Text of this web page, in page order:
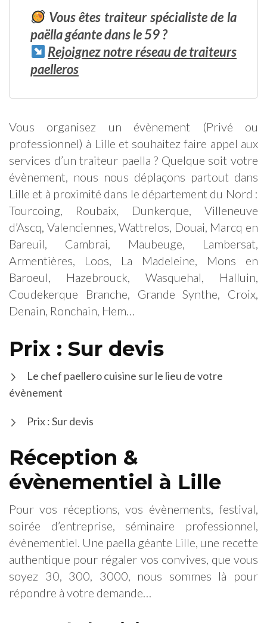
Vous êtes traiteur spécialiste de la
paëlla géante dans le 59 ?
Rejoignez notre réseau de traiteurs
paelleros
Vous organisez un évènement (Privé ou
professionnel) à Lille et souhaitez faire appel aux
services d’un traiteur paella ? Quelque soit votre
évènement, nous nous déplaçons partout dans
Lille et à proximité dans le département du Nord :
Tourcoing, Roubaix, Dunkerque, Villeneuve
d’Ascq, Valenciennes, Wattrelos, Douai, Marcq en
Bareuil, Cambrai, Maubeuge, Lambersat,
Armentières, Loos, La Madeleine, Mons en
Baroeul, Hazebrouck, Wasquehal, Halluin,
Coudekerque Branche, Grande Synthe, Croix,
Denain, Ronchain, Hem…
Prix : Sur devis
Le chef paellero cuisine sur le lieu de votre
évènement
Prix : Sur devis
Réception &
évènementiel à Lille
Pour vos réceptions, vos évènements, festival,
soirée d’entreprise, séminaire professionnel,
évènementiel. Une paella géante Lille, une recette
authentique pour régaler vos convives, que vous
soyez 30, 300, 3000, nous sommes là pour
répondre à votre demande…